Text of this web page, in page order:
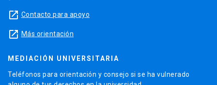
launch Contacto para apoyo
launch Más orientación
MEDIACIÓN UNIVERSITARIA
Teléfonos para orientación y consejo si se ha vulnerado